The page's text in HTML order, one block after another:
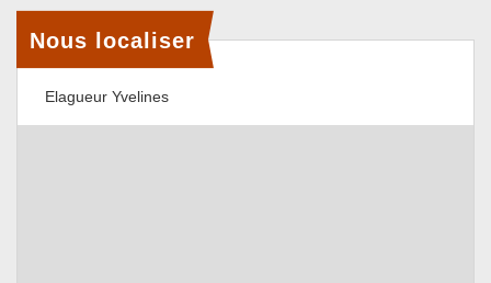
Nous localiser
Elagueur Yvelines